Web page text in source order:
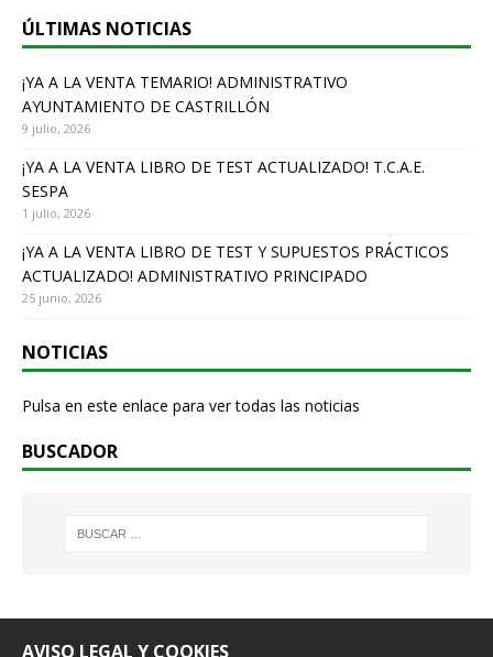
c
e
b
o
o
k
ÚLTIMAS NOTICIAS
¡YA A LA VENTA TEMARIO! ADMINISTRATIVO
AYUNTAMIENTO DE CASTRILLÓN
9 julio, 2026
¡YA A LA VENTA LIBRO DE TEST ACTUALIZADO! T.C.A.E.
SESPA
1 julio, 2026
¡YA A LA VENTA LIBRO DE TEST Y SUPUESTOS PRÁCTICOS
ACTUALIZADO! ADMINISTRATIVO PRINCIPADO
25 junio, 2026
NOTICIAS
Pulsa en este enlace para ver todas las noticias
BUSCADOR
AVISO LEGAL Y COOKIES